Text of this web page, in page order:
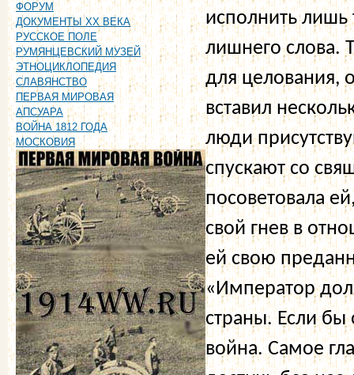
ФОРУМ
ДОКУМЕНТЫ XX ВЕКА
РУССКОЕ ПОЛЕ
РУМЯНЦЕВСКИЙ МУЗЕЙ
ЭТНОЦИКЛОПЕДИЯ
СЛАВЯНСТВО
ПЕРВАЯ МИРОВАЯ
АПСУАРА
ВОЙНА 1812 ГОДА
МОСКОВИЯ
исполнить лишь
лишнего слова.
для целования,
вставил
люди
спускают со
посоветовала
свой гнев в
ей свою
«Император
страны. Если бы
война. Самое